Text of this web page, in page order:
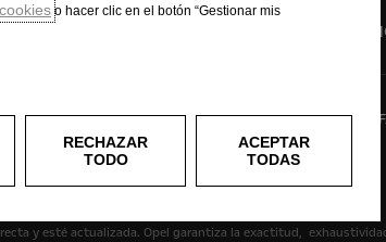
Datos de consumo Información legal Reciclaje
y esté actualizada. Opel garantiza la exactitud,
o hacer clic en el botón “Gestionar mis
ACEPTAR
TODAS
RECHAZAR
TODO